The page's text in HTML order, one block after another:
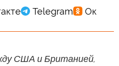
США и Британией,